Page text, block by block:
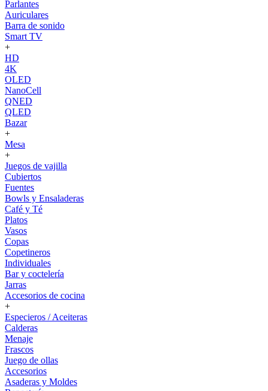
Parlantes
Auriculares
Barra de sonido
Smart TV
+
HD
4K
OLED
NanoCell
QNED
QLED
Bazar
+
Mesa
+
Juegos de vajilla
Cubiertos
Fuentes
Bowls y Ensaladeras
Café y Té
Platos
Vasos
Copas
Copetineros
Individuales
Bar y coctelería
Jarras
Accesorios de cocina
+
Especieros / Aceiteras
Calderas
Menaje
Frascos
Juego de ollas
Accesorios
Asaderas y Moldes